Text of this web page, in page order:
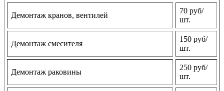
Демонтаж кранов, вентилей
70 руб/
шт.
Демонтаж смесителя
150 руб/
шт.
Демонтаж раковины
250 руб/
шт.